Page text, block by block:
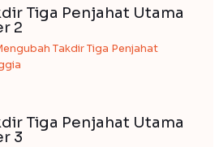
Tiga Penjahat Utama
2
Takdir Tiga Penjahat
Tiga Penjahat Utama
3